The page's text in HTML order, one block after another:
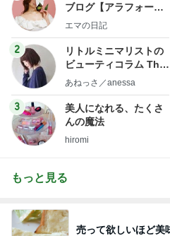
ブログ【アラフォー会
社売却セカンドライ
エマの日記
2
リトルミニマリストの
ビューティコラム The
little minimalist's bea
あねっさ／anessa
3
美人になれる、たくさ
んの魔法
hiromi
もっと見る
売って欲しいほど美